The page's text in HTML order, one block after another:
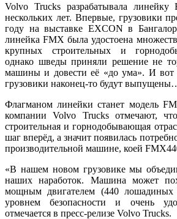
Volvo Trucks разрабатывала
нескольких лет. Впервые, грузовики
году на выставке EXCON в
линейка FMX была удостоена
крупных строительных и
однако шведы приняли решение не
машины и довести её «до ума». И вот
грузовики наконец-то будут
Флагманом линейки станет модель
компании Volvo Trucks отмечают,
строительная и горнодобывающая
шаг вперёд, а значит появилась
производительной машине, коей
«В нашем новом грузовике мы
наших наработок. Машина может
мощным двигателем (440
уровнем безопасности и очень
отмечается в пресс-релизе Volvo Trucks.